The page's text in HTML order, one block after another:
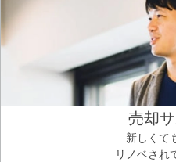
売却
新しくて
リノベされ